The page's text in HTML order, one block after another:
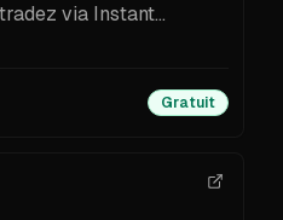
via Instant
via Trenches
Gratuit